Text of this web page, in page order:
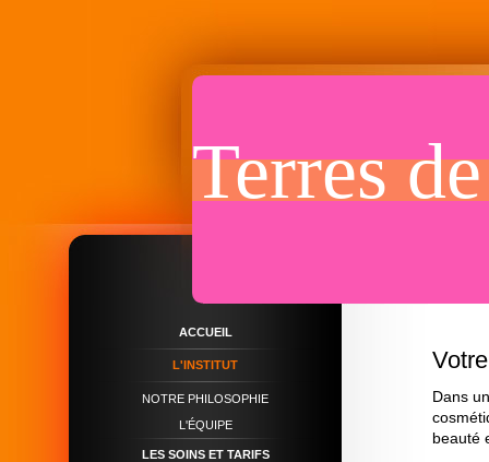
Terres
Dans
beauté
ACCUEIL
L'INSTITUT
NOTRE PHILOSOPHIE
L'ÉQUIPE
LES SOINS ET TARIFS